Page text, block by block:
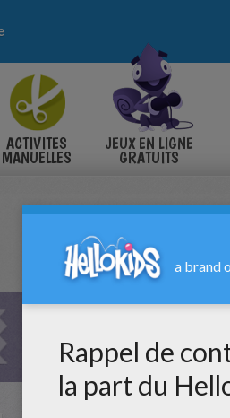
ACTIVITES
MANUELLES
JEUX EN LIGNE
GRATUITS